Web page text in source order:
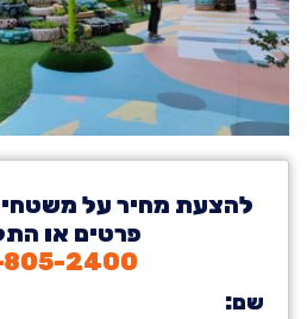
להצעת מחיר על משטחי
פרטים או
805-2400
שם: